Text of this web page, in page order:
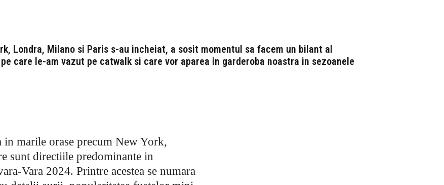
Londra, Milano si Paris s-au incheiat, a sosit momentul sa facem un bilant al
care le-am vazut pe catwalk si care vor aparea in garderoba noastra in sezoanele
in marile orase precum New York,
sunt directiile predominante in
Vara 2024. Printre acestea se numara